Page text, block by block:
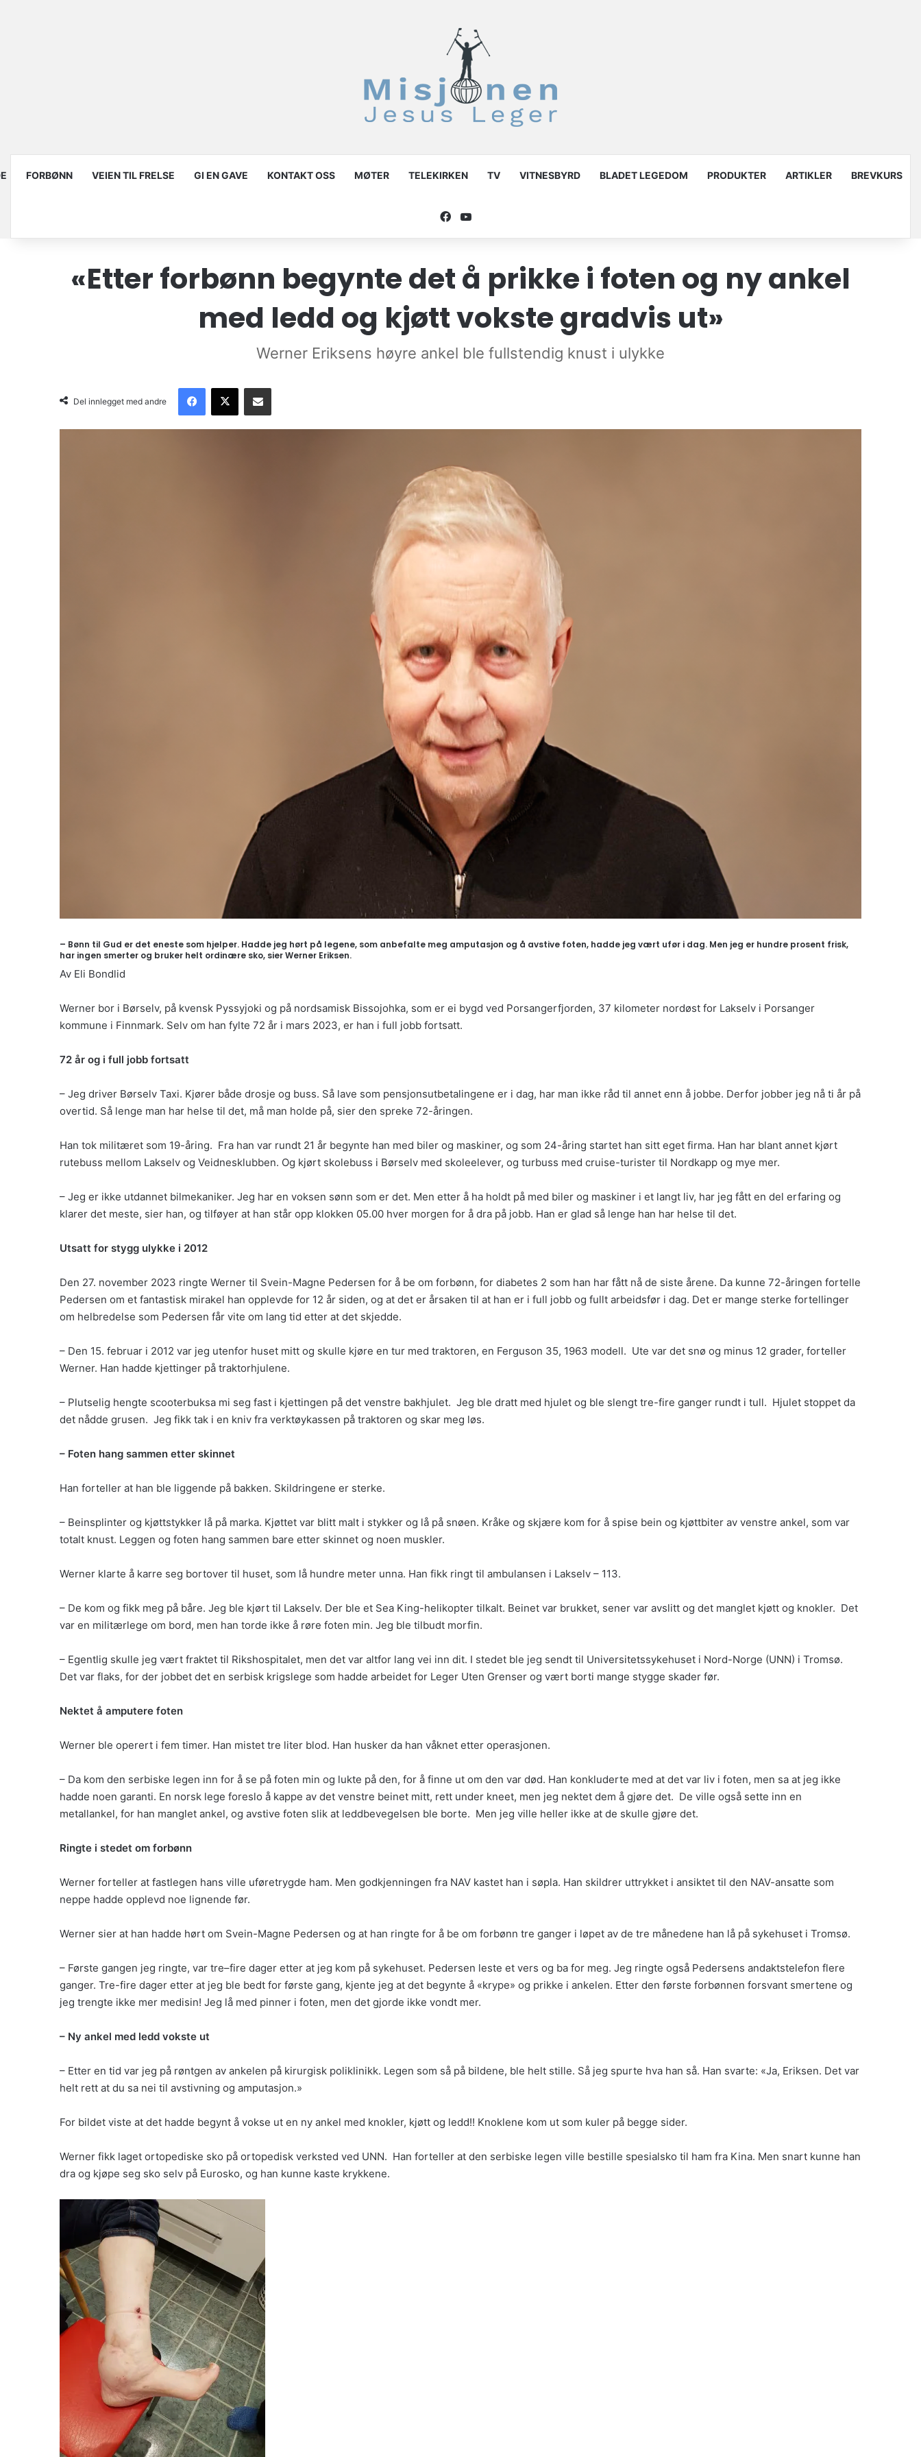
FORBØNN VEIEN TIL FRELSE GI EN GAVE KONTAKT OSS MØTER TELEKIRKEN TV VITNESBYRD BLADET LEGEDOM PRODUKTER ARTIKLER BREVKURS
Facebook
YouTube
«Etter forbønn begynte det å prikke i foten og ny ankel
med ledd og kjøtt vokste gradvis ut»
Werner Eriksens høyre ankel ble fullstendig knust i ulykke
Del innlegget med andre
– Bønn til Gud er det eneste som hjelper. Hadde jeg hørt på legene, som anbefalte meg amputasjon og å avstive foten, hadde jeg vært ufør i dag. Men jeg er hundre prosent frisk,
har ingen smerter og bruker helt ordinære sko, sier Werner Eriksen.
Av Eli Bondlid
Werner bor i Børselv, på kvensk Pyssyjoki og på nordsamisk Bissojohka, som er ei bygd ved Porsangerfjorden, 37 kilometer nordøst for Lakselv i Porsanger
kommune i Finnmark. Selv om han fylte 72 år i mars 2023, er han i full jobb fortsatt.
72 år og i full jobb fortsatt
– Jeg driver Børselv Taxi. Kjører både drosje og buss. Så lave som pensjonsutbetalingene er i dag, har man ikke råd til annet enn å jobbe. Derfor jobber jeg nå ti år på
overtid. Så lenge man har helse til det, må man holde på, sier den spreke 72-åringen.
Han tok militæret som 19-åring. Fra han var rundt 21 år begynte han med biler og maskiner, og som 24-åring startet han sitt eget firma. Han har blant annet kjørt
rutebuss mellom Lakselv og Veidnesklubben. Og kjørt skolebuss i Børselv med skoleelever, og turbuss med cruise-turister til Nordkapp og mye mer.
– Jeg er ikke utdannet bilmekaniker. Jeg har en voksen sønn som er det. Men etter å ha holdt på med biler og maskiner i et langt liv, har jeg fått en del erfaring og
klarer det meste, sier han, og tilføyer at han står opp klokken 05.00 hver morgen for å dra på jobb. Han er glad så lenge han har helse til det.
Utsatt for stygg ulykke i 2012
Den 27. november 2023 ringte Werner til Svein-Magne Pedersen for å be om forbønn, for diabetes 2 som han har fått nå de siste årene. Da kunne 72-åringen fortelle
Pedersen om et fantastisk mirakel han opplevde for 12 år siden, og at det er årsaken til at han er i full jobb og fullt arbeidsfør i dag. Det er mange sterke fortellinger
om helbredelse som Pedersen får vite om lang tid etter at det skjedde.
– Den 15. februar i 2012 var jeg utenfor huset mitt og skulle kjøre en tur med traktoren, en Ferguson 35, 1963 modell. Ute var det snø og minus 12 grader, forteller
Werner. Han hadde kjettinger på traktorhjulene.
– Plutselig hengte scooterbuksa mi seg fast i kjettingen på det venstre bakhjulet. Jeg ble dratt med hjulet og ble slengt tre-fire ganger rundt i tull. Hjulet stoppet da
det nådde grusen. Jeg fikk tak i en kniv fra verktøykassen på traktoren og skar meg løs.
– Foten hang sammen etter skinnet
Han forteller at han ble liggende på bakken. Skildringene er sterke.
– Beinsplinter og kjøttstykker lå på marka. Kjøttet var blitt malt i stykker og lå på snøen. Kråke og skjære kom for å spise bein og kjøttbiter av venstre ankel, som var
totalt knust. Leggen og foten hang sammen bare etter skinnet og noen muskler.
Werner klarte å karre seg bortover til huset, som lå hundre meter unna. Han fikk ringt til ambulansen i Lakselv – 113.
– De kom og fikk meg på båre. Jeg ble kjørt til Lakselv. Der ble et Sea King-helikopter tilkalt. Beinet var brukket, sener var avslitt og det manglet kjøtt og knokler. Det
var en militærlege om bord, men han torde ikke å røre foten min. Jeg ble tilbudt morfin.
– Egentlig skulle jeg vært fraktet til Rikshospitalet, men det var altfor lang vei inn dit. I stedet ble jeg sendt til Universitetssykehuset i Nord-Norge (UNN) i Tromsø.
Det var flaks, for der jobbet det en serbisk krigslege som hadde arbeidet for Leger Uten Grenser og vært borti mange stygge skader før.
Nektet å amputere foten
Werner ble operert i fem timer. Han mistet tre liter blod. Han husker da han våknet etter operasjonen.
– Da kom den serbiske legen inn for å se på foten min og lukte på den, for å finne ut om den var død. Han konkluderte med at det var liv i foten, men sa at jeg ikke
hadde noen garanti. En norsk lege foreslo å kappe av det venstre beinet mitt, rett under kneet, men jeg nektet dem å gjøre det. De ville også sette inn en
metallankel, for han manglet ankel, og avstive foten slik at leddbevegelsen ble borte. Men jeg ville heller ikke at de skulle gjøre det.
Ringte i stedet om forbønn
Werner forteller at fastlegen hans ville uføretrygde ham. Men godkjenningen fra NAV kastet han i søpla. Han skildrer uttrykket i ansiktet til den NAV-ansatte som
neppe hadde opplevd noe lignende før.
Werner sier at han hadde hørt om Svein-Magne Pedersen og at han ringte for å be om forbønn tre ganger i løpet av de tre månedene han lå på sykehuset i Tromsø.
– Første gangen jeg ringte, var tre–fire dager etter at jeg kom på sykehuset. Pedersen leste et vers og ba for meg. Jeg ringte også Pedersens andaktstelefon flere
ganger. Tre-fire dager etter at jeg ble bedt for første gang, kjente jeg at det begynte å «krype» og prikke i ankelen. Etter den første forbønnen forsvant smertene og
jeg trengte ikke mer medisin! Jeg lå med pinner i foten, men det gjorde ikke vondt mer.
– Ny ankel med ledd vokste ut
– Etter en tid var jeg på røntgen av ankelen på kirurgisk poliklinikk. Legen som så på bildene, ble helt stille. Så jeg spurte hva han så. Han svarte: «Ja, Eriksen. Det var
helt rett at du sa nei til avstivning og amputasjon.»
For bildet viste at det hadde begynt å vokse ut en ny ankel med knokler, kjøtt og ledd!! Knoklene kom ut som kuler på begge sider.
Werner fikk laget ortopediske sko på ortopedisk verksted ved UNN. Han forteller at den serbiske legen ville bestille spesialsko til ham fra Kina. Men snart kunne han
dra og kjøpe seg sko selv på Eurosko, og han kunne kaste krykkene.